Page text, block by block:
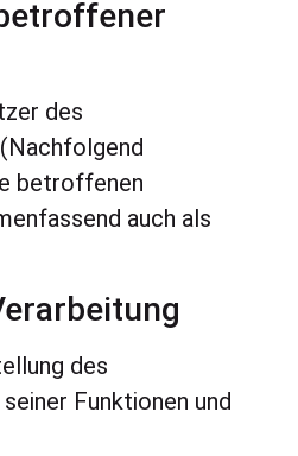
des
betroffenen
auch als
des
Funktionen und